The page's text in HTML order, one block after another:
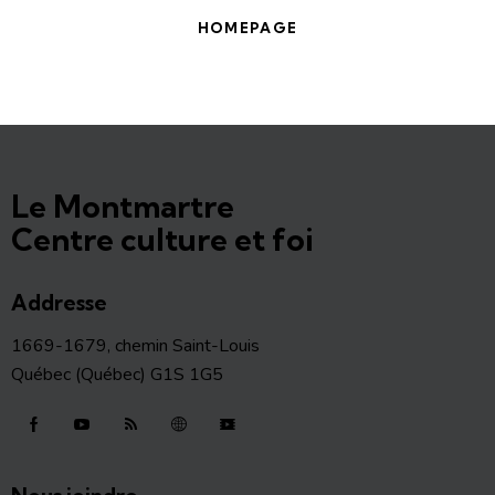
HOMEPAGE
Le Montmartre
Centre culture et foi
Addresse
1669-1679, chemin Saint-Louis
Québec (Québec) G1S 1G5